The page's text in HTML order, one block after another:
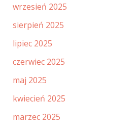
wrzesień 2025
sierpień 2025
lipiec 2025
czerwiec 2025
maj 2025
kwiecień 2025
marzec 2025